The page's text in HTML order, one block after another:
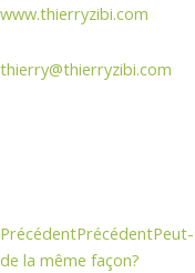
www.thierryzibi.com
thierry@thierryzibi.com
PrécédentPrécédent
de la même façon?